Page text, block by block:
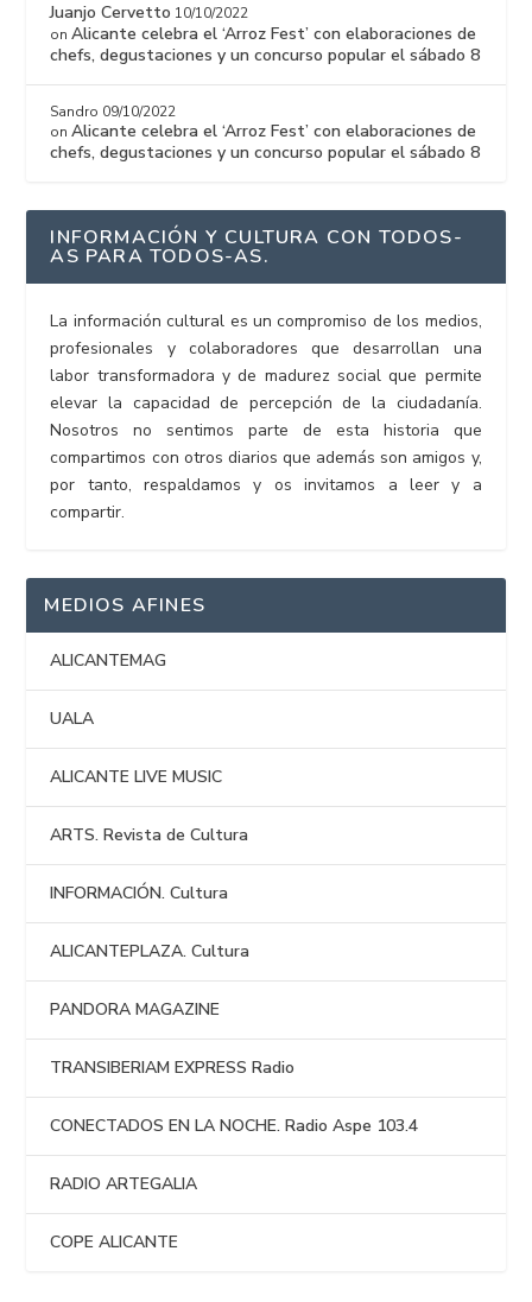
Juanjo Cervetto 10/10/2022
onAlicante celebra el ‘Arroz Fest’ con elaboraciones de
chefs, degustaciones y un concurso popular el sábado 8
Sandro 09/10/2022
onAlicante celebra el ‘Arroz Fest’ con elaboraciones de
chefs, degustaciones y un concurso popular el sábado 8
INFORMACIÓN Y CULTURA CON TODOS-
AS PARA TODOS-AS.
La información cultural es un compromiso de los medios,
profesionales y colaboradores que desarrollan una
labor transformadora y de madurez social que permite
elevar la capacidad de percepción de la ciudadanía.
Nosotros no sentimos parte de esta historia que
compartimos con otros diarios que además son amigos y,
por tanto, respaldamos y os invitamos a leer y a
compartir.
MEDIOS AFINES
ALICANTEMAG
UALA
ALICANTE LIVE MUSIC
ARTS. Revista de Cultura
INFORMACIÓN. Cultura
ALICANTEPLAZA. Cultura
PANDORA MAGAZINE
TRANSIBERIAM EXPRESS Radio
CONECTADOS EN LA NOCHE. Radio Aspe 103.4
RADIO ARTEGALIA
COPE ALICANTE